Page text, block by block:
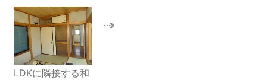
LDKに隣接する和